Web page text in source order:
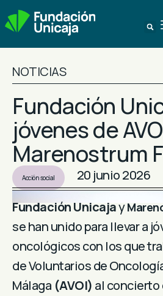
NOTICIAS
Fundación
jóvenes de
Marenostrum
Acción social
20 junio 2026
Fundación Unicajay
se han unido para llevar a
oncológicos con los que
de Voluntarios de
Málaga (AVOI) al concierto